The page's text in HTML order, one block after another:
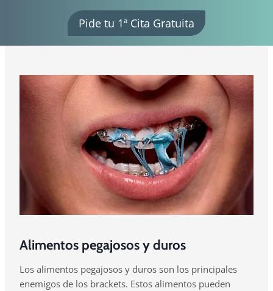
Pide tu 1ª Cita Gratuita
Alimentos pegajosos y duros
Los alimentos pegajosos y duros son los principales
enemigos de los brackets. Estos alimentos pueden